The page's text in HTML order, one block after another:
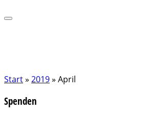
Start» 2019» April
Spenden